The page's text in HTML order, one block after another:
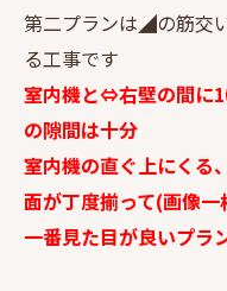
第二プランは◢の筋交
る工事です
室内機と⇔右壁の間に
の隙間は十分
室内機の直ぐ上にくる
面が丁度揃って(画像
一番見た目が良いプラ